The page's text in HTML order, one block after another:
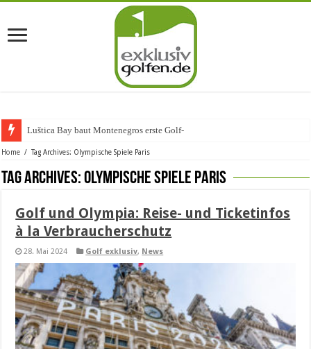
Luštica Bay baut Montenegros erste Golf-Commu
Home / Tag Archives: Olympische Spiele Paris
Tag Archives:Olympische Spiele Paris
Golf und Olympia: Reise- und Ticketinfos
à la Verbraucherschutz
28. Mai 2024 Golf exklusiv, News